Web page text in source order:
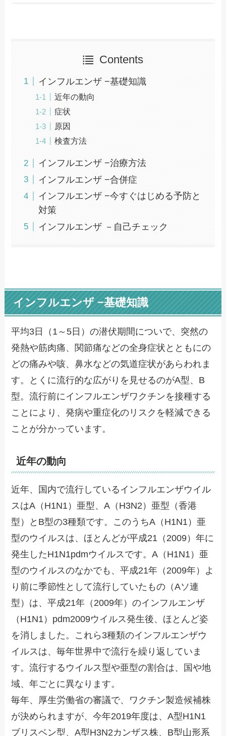
Contents
インフルエンザ −基礎知識
近年の動向
症状
原因
検査方法
インフルエンザ −治療方法
インフルエンザ −合併症
インフルエンザ −今すぐはじめる予防と
対策
インフルエンザ －自己チェック
インフルエンザ −基礎知識
平均3日（1～5日）の潜伏期間についで、突然の
発熱や筋肉痛、関節痛などの全身症状とともにの
どの痛みや咳、鼻水などの気道症状があらわれま
す。とくに流行的な広がりを見せるのがA型、B
型。流行前にインフルエンザワクチンを接種する
ことにより、発病や重症化のリスクを軽減できる
ことが分かっています。
近年の動向
近年、国内で流行しているインフルエンザウイル
スはA（H1N1）亜型、A（H3N2）亜型（香港
型）とB型の3種類です。このうちA（H1N1）亜
型のウイルスは、ほとんどが平成21（2009）年に
発生したH1N1pdmウイルスです。A（H1N1）亜
型のウイルスのなかでも、平成21年（2009年）よ
り前に季節性として流行していたもの（Aソ連
型）は、平成21年（2009年）のインフルエンザ
（H1N1）pdm2009ウイルス発生後、ほとんど姿
を消しました。これら3種類のインフルエンザウ
イルスは、毎年世界中で流行を繰り返していま
す。流行するウイルス型や亜型の割合は、国や地
域、年ごとに異なります。
毎年、厚生労働省の審議で、ワクチン製造候補株
が決められますが、今年2019年度は、A型H1N1
ブリスベン型、A型H3N2カンザス株、B型山形系